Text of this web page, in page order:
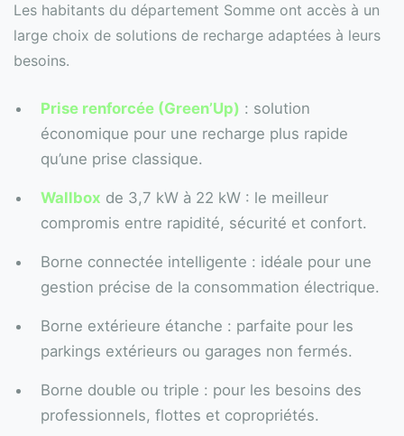
Les habitants du département Somme ont accès à un
large choix de solutions de recharge adaptées à leurs
besoins.
Prise renforcée (Green’Up) : solution
économique pour une recharge plus rapide
qu’une prise classique.
Wallbox de 3,7 kW à 22 kW : le meilleur
compromis entre rapidité, sécurité et confort.
Borne connectée intelligente : idéale pour une
gestion précise de la consommation électrique.
Borne extérieure étanche : parfaite pour les
parkings extérieurs ou garages non fermés.
Borne double ou triple : pour les besoins des
professionnels, flottes et copropriétés.